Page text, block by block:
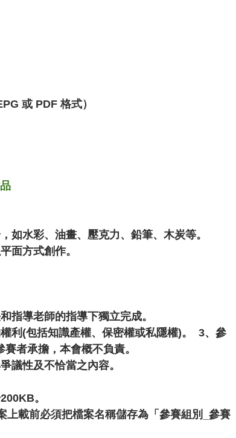
或 PDF 格式）
如水彩、油畫、壓克力、鉛筆、木炭等。
面方式創作。
指導老師的指導下獨立完成。
利(包括知識產權、保密權或私隱權)。  3、參
者承擔，本會概不負責。
議性及不恰當之內容。
。
上載前必須把檔案名稱儲存為「參賽組別_參賽